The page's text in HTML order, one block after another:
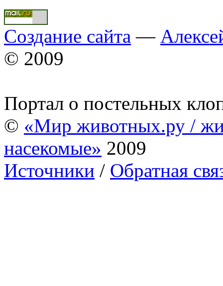
Создание сайта —
© 2009
Портал о постельных
© «Мир животных.ру /
насекомые» 2009
Источники / Обратная